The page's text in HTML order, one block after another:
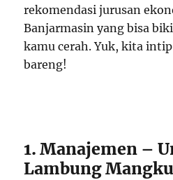
rekomendasi jurusan
Banjarmasin yang bisa
kamu cerah. Yuk, kita
bareng!
1. Manajemen –
Lambung